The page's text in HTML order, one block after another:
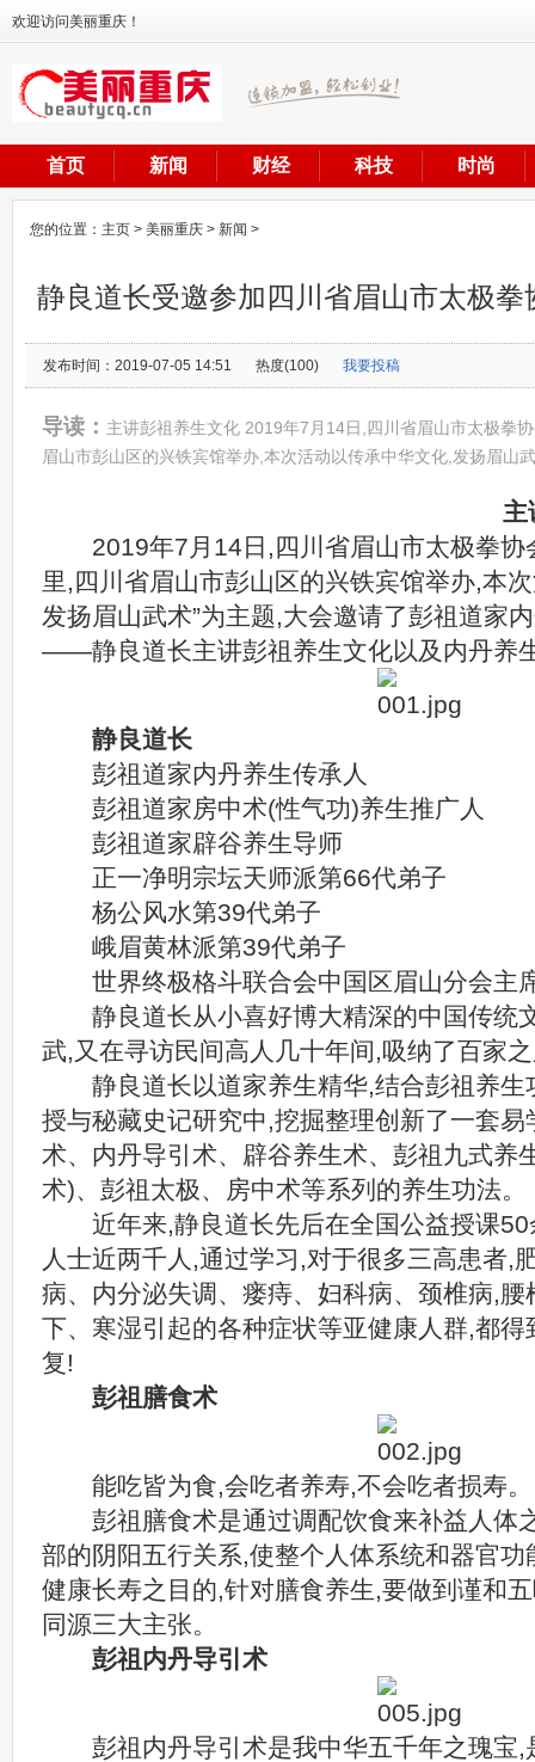
欢迎访问美丽重庆！
首页 新闻 财经 科技 时尚
您的位置： 主页 > 美丽重庆 > 新闻 >
静良道长受邀参加四川省眉山市太极
发布时间：2019-07-05 14:51 热度(100) 我要投稿
导读： 主讲彭祖养生文化 2019年7月14日,四川省眉山市太极拳
眉山市彭山区的兴铁宾馆举办,本次活动以传承中华文化,发扬眉山
主
2019年7月14日,四川省眉山市太极拳协
里,四川省眉山市彭山区的兴铁宾馆举办,本
发扬眉山武术”为主题,大会邀请了彭祖道家
——静良道长主讲彭祖养生文化以及内丹养
静良道长
彭祖道家内丹养生传承人
彭祖道家房中术(性气功)养生推广人
彭祖道家辟谷养生导师
正一净明宗坛天师派第66代弟子
杨公风水第39代弟子
峨眉黄林派第39代弟子
世界终极格斗联合会中国区眉山分会主
静良道长从小喜好博大精深的中国传统
武,又在寻访民间高人几十年间,吸纳了百家
静良道长以道家养生精华,结合彭祖养生
授与秘藏史记研究中,挖掘整理创新了一套
术、内丹导引术、辟谷养生术、彭祖九式养
术)、彭祖太极、房中术等系列的养生功法。
近年来,静良道长先后在全国公益授课50
人士近两千人,通过学习,对于很多三高患者,
病、内分泌失调、瘘痔、妇科病、颈椎病,
下、寒湿引起的各种症状等亚健康人群,都
复!
彭祖膳食术
能吃皆为食,会吃者养寿,不会吃者损寿。
彭祖膳食术是通过调配饮食来补益人体
部的阴阳五行关系,使整个人体系统和器官
健康长寿之目的,针对膳食养生,要做到谨和
同源三大主张。
彭祖内丹导引术
彭祖内丹导引术是我中华五千年之瑰宝,